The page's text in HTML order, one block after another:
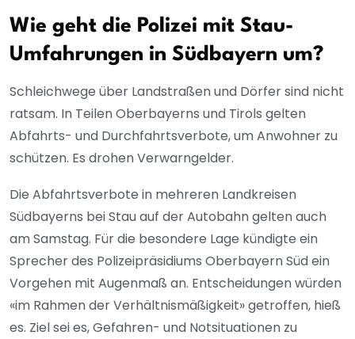
Wie geht die Polizei mit Stau-
Umfahrungen in Südbayern um?
Schleichwege über Landstraßen und Dörfer sind nicht
ratsam. In Teilen Oberbayerns und Tirols gelten
Abfahrts- und Durchfahrtsverbote, um Anwohner zu
schützen. Es drohen Verwarngelder.
Die Abfahrtsverbote in mehreren Landkreisen
Südbayerns bei Stau auf der Autobahn gelten auch
am Samstag. Für die besondere Lage kündigte ein
Sprecher des Polizeipräsidiums Oberbayern Süd ein
Vorgehen mit Augenmaß an. Entscheidungen würden
«im Rahmen der Verhältnismäßigkeit» getroffen, hieß
es. Ziel sei es, Gefahren- und Notsituationen zu